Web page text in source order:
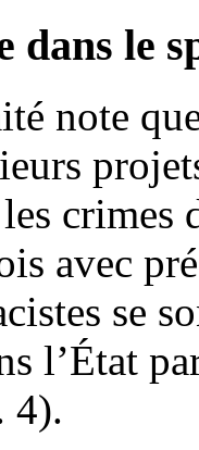
dans le
note
avec
se
l’État
4).